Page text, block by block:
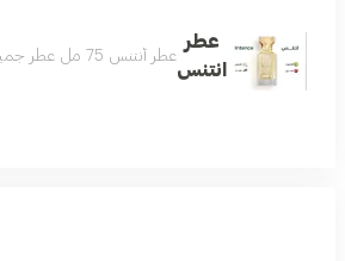
عطر
انتنس
عطر أنتنس 75 مل عطر جميل ولطيف وفواح جداً تكوين مميز من الياسمين والمسك والفانيلا ولمسات فاخرة من البرغموت والتوت البري عطر يملك قلبك حتماً عطر شتوي نهاري رائع بكل معنى مكونات العطر الياسمين البرغموت التوت البري الفانيلا